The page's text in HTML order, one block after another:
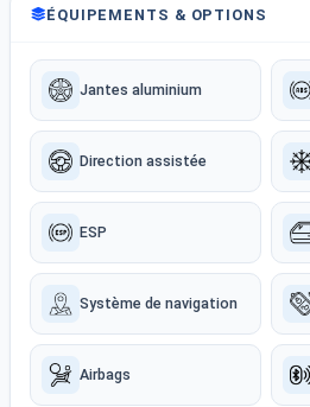
ÉQUIPEMENTS & OPTIONS
Jantes aluminium
Direction assistée
ESP
Système de navigation
Airbags